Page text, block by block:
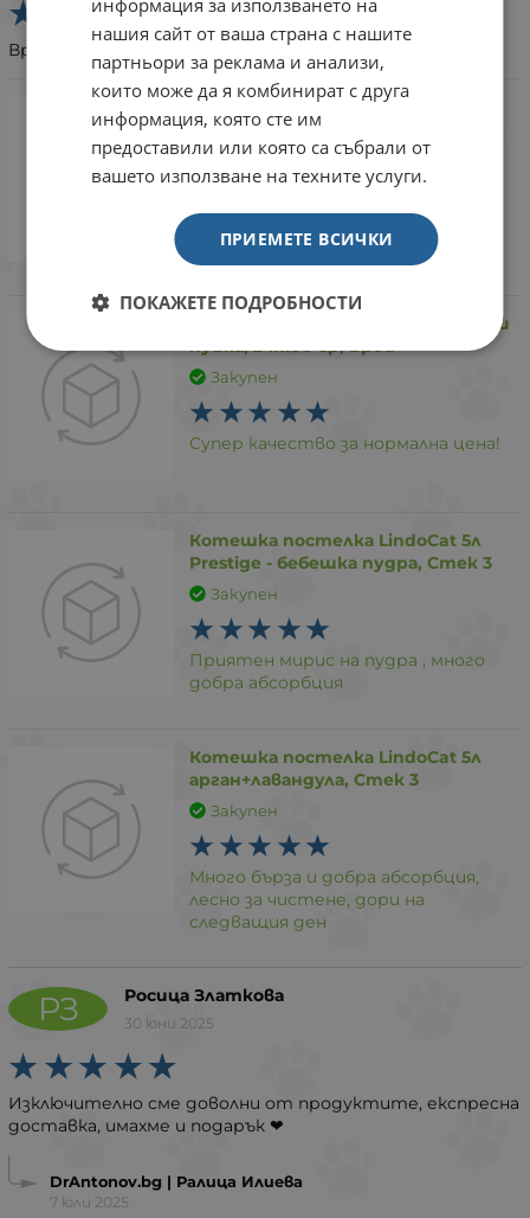
Връзка с клкента бърза доставка
Leopold Cat пауч за котки с
говеждо в желе, 24x100 гр, Брой
Закупен
Супер качество за нормална цена,
изяждат за минути
Leopold Cat пауч за котки с пиле и
Закупен
Супер качество за нормална цена!
Котешка постелка LindoCat 5л
Prestige - бебешка пудра, Стек 3
Закупен
Приятен мирис на пудра , много
добра абсорбция
Котешка постелка LindoCat 5л
арган+лавандула, Стек 3
Закупен
Много бърза и добра абсорбция,
лесно за чистене, дори на
следващия ден
РЗ Росица Златкова
30 юни 2025
Изключително сме доволни от продуктите, експресна
доставка, имахме и подарък ❤
DrAntonov.bg | Ралица Илиева
7 юли 2025
информация за използването на
нашия сайт от ваша страна с нашите
партньори за реклама и анализи,
които може да я комбинират с друга
информация, която сте им
предоставили или която са събрали от
вашето използване на техните услуги.
ПРИЕМЕТЕ ВСИЧКИ
ПОКАЖЕТЕ ПОДРОБНОСТИ